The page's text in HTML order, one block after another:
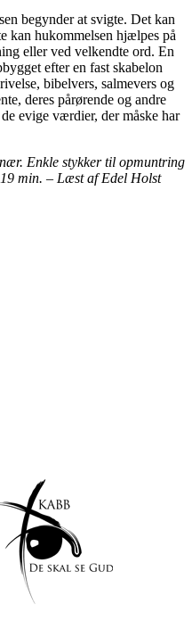
begynder at svigte. Det kan
kan hukommelsen hjælpes på
eller ved velkendte ord. En
efter en fast skabelon
bibelvers, salmevers og
deres pårørende og andre
evige værdier, der måske har
Enkle stykker til opmuntring
min. – Læst af Edel Holst